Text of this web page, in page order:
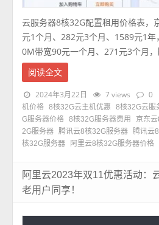
云服务器8核32G配置租用价格表，
元1个月、282元3个月、1589元1年
0M带宽90元一个月、271元3个月
阅读全文
2024年3月22日 7 views 0
机价格 8核32G云主机优惠 8核32G云服
G服务器价格 8核32G服务器费用 京东
2G服务器 腾讯云8核32G服务器 腾讯云
核32G服务器
阿里云8核32G服务器价格
阿里云2023年双11优惠活动：
老用户同享！